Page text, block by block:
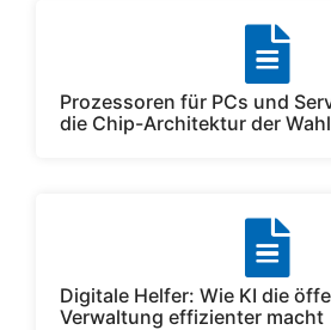
Prozessoren für PCs und
die Chip-Architektur der
Digitale Helfer: Wie KI die
Verwaltung effizienter macht